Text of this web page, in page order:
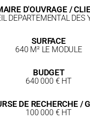
D'OUVRAGE /
DEPARTEMENTAL DES
SURFACE
640 M² LE MODULE
BUDGET
640 000 € HT
DE RECHERCHE /
100 000 € HT